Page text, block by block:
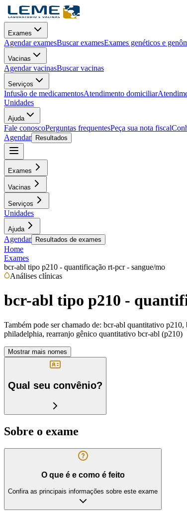
Exames
Agendar examesBuscar examesExames genéticos e
Vacinas
Agendar vacinasBuscar vacinas
Serviços
Infusão de medicamentosAtendimento domiciliar
Unidades
Ajuda
Fale conoscoPerguntas frequentesPeça sua nota fiscal
Agendar
Resultados
Exames
Vacinas
Serviços
Unidades
Ajuda
Agendar Resultados de exames
Home
Exames
bcr-abl tipo p210 - quantificação rt-pcr - sangue/mo
Análises clínicas
bcr-abl tipo p210 -
Também pode ser chamado de: bcr-abl quantitativo p210,
philadelphia, rearranjo gênico quantitativo bcr-abl (p210)
Mostrar mais nomes
Qual seu convênio?
Sobre o exame
O que é e como é feito
Confira as principais informações sobre este exame